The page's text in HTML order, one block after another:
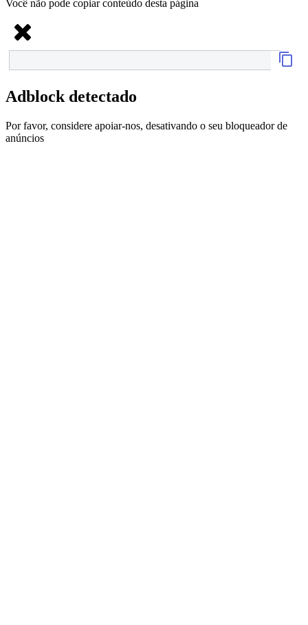
Você não pode copiar conteúdo desta página
Adblock detectado
Por favor, considere apoiar-nos, desativando o seu bloqueador de
anúncios